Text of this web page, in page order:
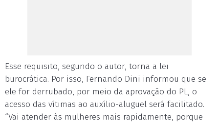
Esse requisito, segundo o autor, torna a lei
burocrática. Por isso, Fernando Dini informou que se
ele for derrubado, por meio da aprovação do PL, o
acesso das vítimas ao auxílio-aluguel será facilitado.
“Vai atender às mulheres mais rapidamente, porque